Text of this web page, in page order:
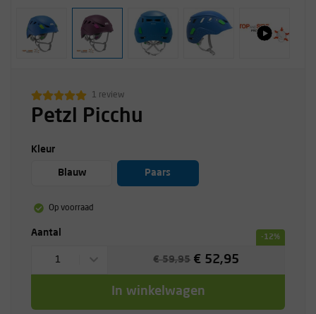
1 review
Petzl Picchu
Kleur
Blauw Paars
Op voorraad
Aantal -12%
1 € 59,95 € 52,95
In winkelwagen